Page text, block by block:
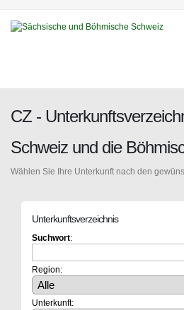
CZ -
Schweiz und die
Wählen Sie Ihre Unterkunft nach den
Unterkunftsverzeichnis
Suchwort:
Region:
Unterkunft: